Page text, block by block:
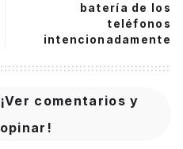
batería de los
teléfonos
intencionadamente
¡Ver comentarios y
opinar!